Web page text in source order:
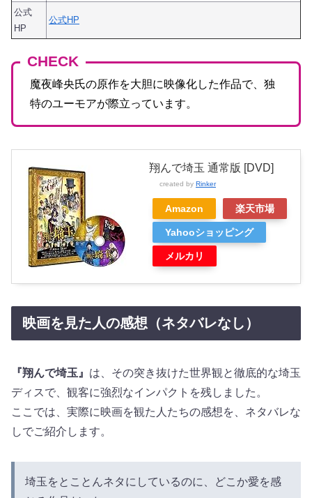
公式
HP
公式HP
CHECK
魔夜峰央氏の原作を大胆に映像化した作品で、独
特のユーモアが際立っています。
翔んで埼玉 通常版 [DVD]
created by Rinker
Amazon 楽天市場
Yahooショッピング
メルカリ
映画を見た人の感想（ネタバレなし）
『翔んで埼玉』 は、その突き抜けた世界観と徹底的な埼玉
ディスで、観客に強烈なインパクトを残しました。
ここでは、実際に映画を観た人たちの感想を、ネタバレな
しでご紹介します。
埼玉をとことんネタにしているのに、どこか愛を感